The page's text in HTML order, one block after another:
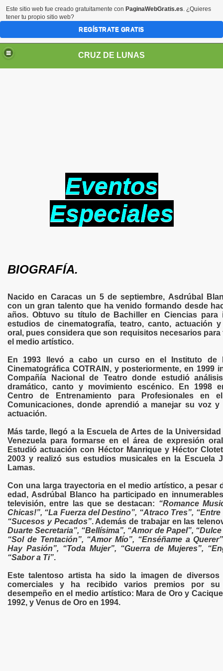
CRUZ DE LUNAS
Eventos
Especiales
BIOGRAFÍA.
Nacido en Caracas un 5 de septiembre, Asdrúbal
con un gran talento que ha venido formando desde
años. Obtuvo su título de Bachiller en Ciencias para
estudios de cinematografía, teatro, canto, actuación
oral, pues considera que son requisitos necesarios para
el medio artístico.
En 1993 llevó a cabo un curso en el Instituto de
Cinematográfica COTRAIN, y posteriormente, en 1999
Compañía Nacional de Teatro donde estudió
dramático, canto y movimiento escénico. En 1998
Centro de Entrenamiento para Profesionales en
Comunicaciones, donde aprendió a manejar su voz y
actuación.
Más tarde, llegó a la Escuela de Artes de la
Venezuela para formarse en el área de expresión
Estudió actuación con Héctor Manrique y Héctor
2003 y realizó sus estudios musicales en la Escuela
Lamas.
Con una larga trayectoria en el medio artístico, a pesar
edad, Asdrúbal Blanco ha participado en
televisión, entre las que se destacan: “Romance
Chicas!”, “La Fuerza del Destino”, “Atraco Tres”, “Entre
“Sucesos y Pecados”. Además de trabajar en las
Duarte Secretaria”, “Bellísima”, “Amor de Papel”,
“Sol de Tentación”, “Amor Mío”, “Enséñame a
Hay Pasión”, “Toda Mujer”, “Guerra de Mujeres”,
“Sabor a Ti”.
Este talentoso artista ha sido la imagen de diversos
comerciales y ha recibido varios premios por su
desempeño en el medio artístico: Mara de Oro y
1992, y Venus de Oro en 1994.
Este sitio web fue creado gratuitamente con PaginaWebGratis.es. ¿Quieres
tener tu propio sitio web?
REGÍSTRATE GRATIS